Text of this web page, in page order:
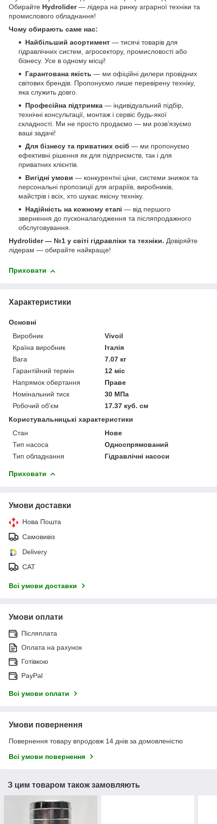
Обирайте Hydrolider— лідера на ринку аграрної техніки та
промислового обладнання!
Чому обирають саме нас:
Найбільший асортимент — тисячі товарів для
гідравлічних систем, агросектору, промисловості або
бізнесу. Усе в одному місці!
Гарантована якість — ми офіційні дилери провідних
світових брендів. Пропонуємо лише перевірену техніку,
яка служить довго.
Професійна підтримка — індивідуальний підбір,
технічні консультації, монтаж і сервіс будь-якої
складності. Ми не просто продаємо — ми розв’язуємо
ваші задачі!
Для бізнесу та приватних осіб — ми пропонуємо
ефективні рішення як для підприємств, так і для
приватних клієнтів.
Вигідні умови — конкурентні ціни, системи знижок та
персональні пропозиції для аграріїв, виробників,
майстрів і всіх, хто шукає якісну техніку.
Надійність на кожному етапі — від першого
звернення до пусконалагодження та післяпродажного
обслуговування.
Hydrolider — №1 у світі гідравліки та техніки. Довіряйте
лідерам — обирайте найкраще!
Приховати
Характеристики
Основні
Виробник
Vivoil
Країна виробник
Італія
Вага
7.07 кг
Гарантійний термін
12 міс
Напрямок обертання
Праве
Номінальний тиск
30 МПа
Робочий об'єм
17.37 куб. см
Користувальницькі характеристики
Стан
Нове
Тип насоса
Односпрямований
Тип обладнання
Гідравлічні насоси
Приховати
Умови доставки
Нова Пошта
Самовивіз
Delivery
САТ
Всі умови доставки
Умови оплати
Післяплата
Оплата на рахунок
Готівкою
PayPal
Всі умови оплати
Умови повернення
Повернення товару впродовж 14 днів за домовленістю
Всі умови повернення
З цим товаром також замовляють